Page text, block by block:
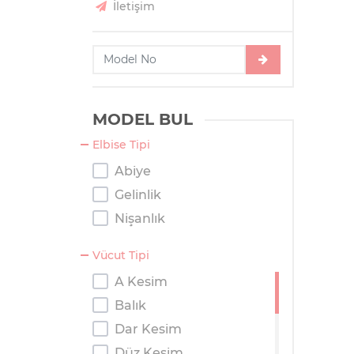
İletişim
MODEL BUL
Elbise Tipi
Abiye
Gelinlik
Nişanlık
Vücut Tipi
A Kesim
Balık
Dar Kesim